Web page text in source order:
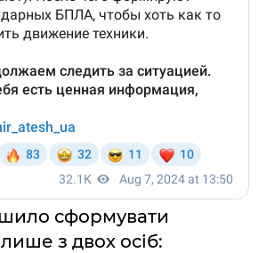
сформувати
з двох осіб: